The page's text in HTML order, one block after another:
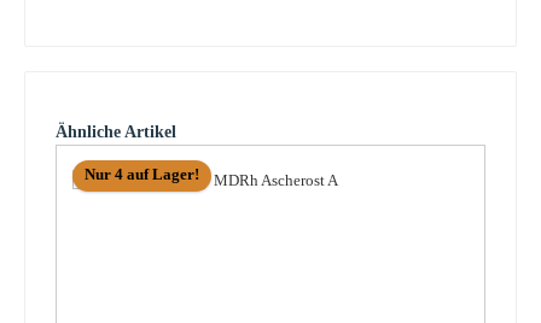
Produktgalerie überspringen
Ähnliche Artikel
Nur 4 auf Lager!